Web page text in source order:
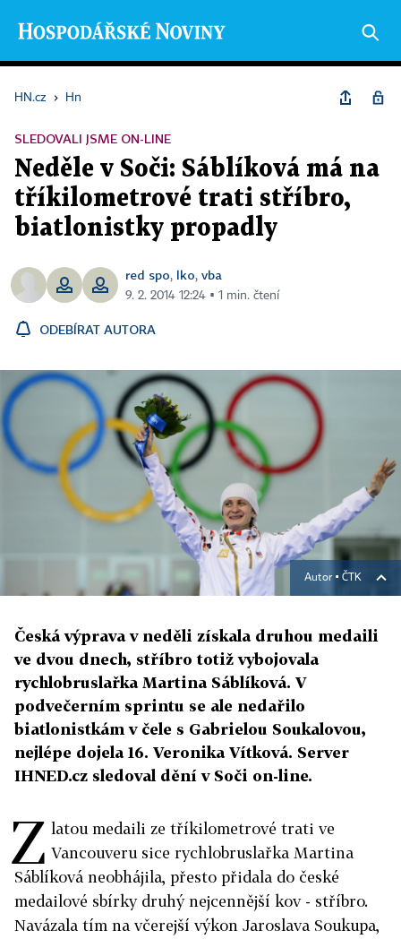
HN.cz › Hn
SLEDOVALI JSME ON-LINE
Neděle v Soči: Sáblíková má na
tříkilometrové trati stříbro,
biatlonistky propadly
red spo, lko, vba
9. 2. 2014 12:24 ▪ 1 min. čtení
ODEBÍRAT AUTORA
Autor ▪ ČTK
Česká výprava v neděli získala druhou medaili
ve dvou dnech, stříbro totiž vybojovala
rychlobruslařka Martina Sáblíková. V
podvečerním sprintu se ale nedařilo
biatlonistkám v čele s Gabrielou Soukalovou,
nejlépe dojela 16. Veronika Vítková. Server
IHNED.cz sledoval dění v Soči on-line.
Z latou medaili ze tříkilometrové trati ve
Vancouveru sice rychlobruslařka Martina
Sáblíková neobhájila, přesto přidala do české
medailové sbírky druhý nejcennější kov - stříbro.
Navázala tím na včerejší výkon Jaroslava Soukupa,